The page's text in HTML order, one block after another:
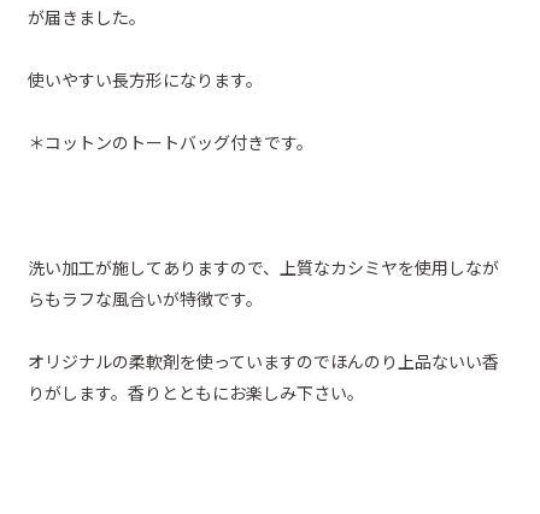
が届きました。
使いやすい長方形になります。
＊コットンのトートバッグ付きです。
洗い加工が施してありますので、上質なカシミヤを使用しなが
らもラフな風合いが特徴です。
オリジナルの柔軟剤を使っていますのでほんのり上品ないい香
りがします。香りとともにお楽しみ下さい。